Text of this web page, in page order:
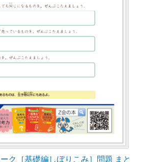
ク［基礎編しぼりこみ］問題 まと